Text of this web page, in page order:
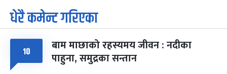
७
आइत
पूर्णिमा व्रत
चैत्र ७, २०८३-Mar 21, 2027
८ फागुपूर्णिमा
चैत्र ८, २०८३-Mar 22, 2027
७ महिना बाँकी
धेरै कमेन्ट गरिएका
१० बाम माछाको रहस्यमय जीवन : नदीका
पाहुना, समुद्रका सन्तान